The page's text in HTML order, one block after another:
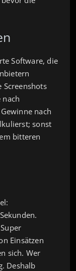
Software, die
Screenshots
nach
nach
sonst
bitteren
Einsätzen
sich. Wer
Deshalb